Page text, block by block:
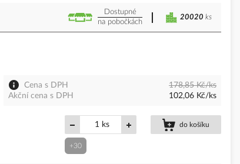
Dostupné
na pobočkách
20020 ks
Cena s DPH
178,85 Kč/ks
Akční cena s DPH
102,06 Kč/ks
ks do košíku
+30